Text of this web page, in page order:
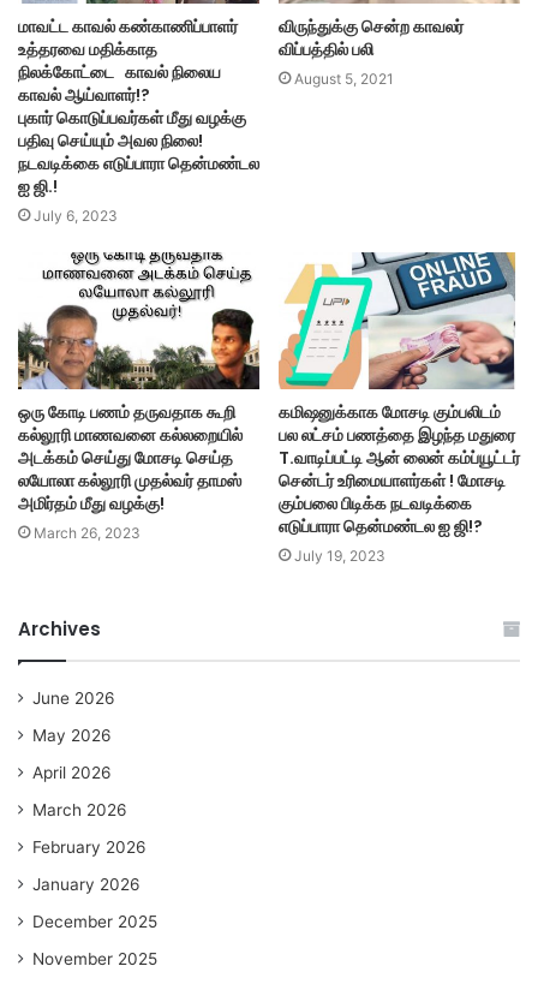
மாவட்ட காவல் கண்காணிப்பாளர்
உத்தரவை மதிக்காத
நிலக்கோட்டை காவல் நிலைய
காவல் ஆய்வாளர்!?
புகார் கொடுப்பவர்கள் மீது வழக்கு
பதிவு செய்யும் அவல நிலை!
நடவடிக்கை எடுப்பாரா தென்மண்டல
ஐ ஜி.!
July 6, 2023
விருந்துக்கு சென்ற காவலர்
விப்பத்தில் பலி
August 5, 2021
ஒரு கோடி பணம் தருவதாக கூறி
கல்லூரி மாணவனை கல்லறையில்
அடக்கம் செய்து மோசடி செய்த
லயோலா கல்லூரி முதல்வர் தாமஸ்
அமிர்தம் மீது வழக்கு!
March 26, 2023
கமிஷனுக்காக மோசடி கும்பலிடம்
பல லட்சம் பணத்தை இழந்த மதுரை
T.வாடிப்பட்டி ஆன் லைன் கம்ப்யூட்டர்
சென்டர் உரிமையாளர்கள் ! மோசடி
கும்பலை பிடிக்க நடவடிக்கை
எடுப்பாரா தென்மண்டல ஐ ஜி!?
July 19, 2023
Archives
June 2026
May 2026
April 2026
March 2026
February 2026
January 2026
December 2025
November 2025